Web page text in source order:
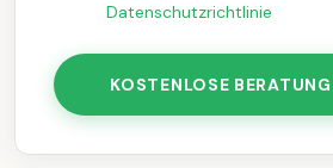
Datenschutzrichtlinie
KOSTENLOSE